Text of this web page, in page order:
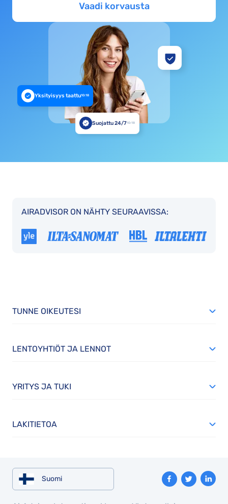
Vaadi korvausta
Yksityisyys taattu10:18
Suojattu 24/710:18
AIRADVISOR ON NÄHTY SEURAAVISSA:
TUNNE OIKEUTESI
LENTOYHTIÖT JA LENNOT
YRITYS JA TUKI
LAKITIETOA
Suomi